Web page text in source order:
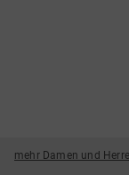
mehr Damen und